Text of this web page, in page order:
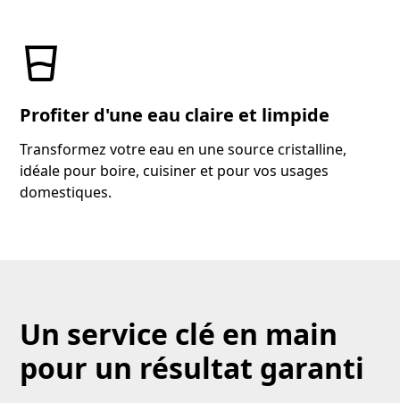
Profiter d'une eau claire et limpide
Transformez votre eau en une source cristalline,
idéale pour boire, cuisiner et pour vos usages
domestiques.
Un service clé en main
pour un résultat garanti